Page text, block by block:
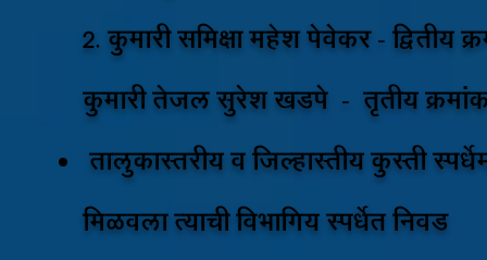
२. कुमारी समिक्षा महेश पेवेकर - द्वितीय
कुमारी तेजल सुरेश खडपे - तृतीय
तालुकास्तरीय व जिल्हास्तीय कुस्ती
मिळवला त्याची विभागिय स्पर्धेत निवड